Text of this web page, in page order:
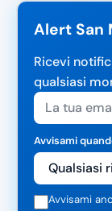
Alert San
Ricevi
qualsiasi
Avvisami
Avvisami